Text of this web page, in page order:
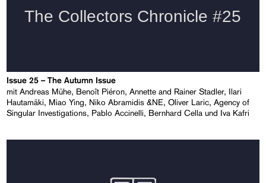
Issue 25 – The Autumn Issue
mit Andreas Mühe, Benoît Piéron, Annette and Rainer Stadler, Ilari
Hautamäki, Miao Ying, Niko Abramidis &NE, Oliver Laric, Agency of
Singular Investigations, Pablo Accinelli, Bernhard Cella und Iva Kafri